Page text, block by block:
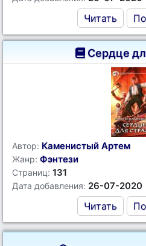
Читать
Сердце
Автор: Каменистый Артем
Жанр: Фэнтези
Страниц: 131
Дата добавления: 26-07-2020
Читать